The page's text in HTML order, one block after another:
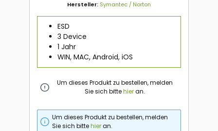
Hersteller: Symantec / Norton
ESD
3 Device
1 Jahr
WIN, MAC, Android, iOS
Um dieses Produkt zu bestellen, melden
Sie sich bittehieran.
Um dieses Produkt zu bestellen, melden
Sie sich bittehieran.